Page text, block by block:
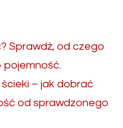
Sprawdź, od czego
pojemność.
– jak dobrać
od sprawdzonego